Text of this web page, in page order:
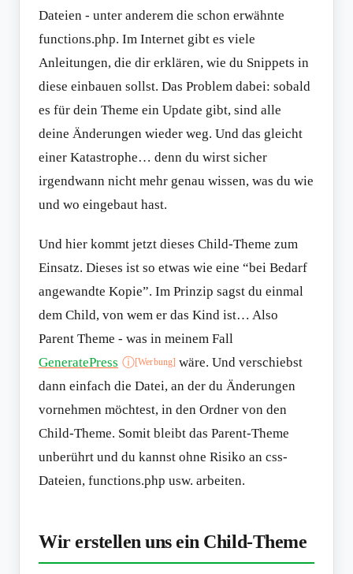
Dateien - unter anderem die schon erwähnte
functions.php. Im Internet gibt es viele
Anleitungen, die dir erklären, wie du Snippets in
diese einbauen sollst. Das Problem dabei: sobald
es für dein Theme ein Update gibt, sind alle
deine Änderungen wieder weg. Und das gleicht
einer Katastrophe… denn du wirst sicher
irgendwann nicht mehr genau wissen, was du wie
und wo eingebaut hast.
Und hier kommt jetzt dieses Child-Theme zum
Einsatz. Dieses ist so etwas wie eine “bei Bedarf
angewandte Kopie”. Im Prinzip sagst du einmal
dem Child, von wem er das Kind ist… Also
Parent Theme - was in meinem Fall
GeneratePress ⓘ[Werbung] wäre. Und verschiebst
dann einfach die Datei, an der du Änderungen
vornehmen möchtest, in den Ordner von den
Child-Theme. Somit bleibt das Parent-Theme
unberührt und du kannst ohne Risiko an css-
Dateien, functions.php usw. arbeiten.
Wir erstellen uns ein Child-Theme